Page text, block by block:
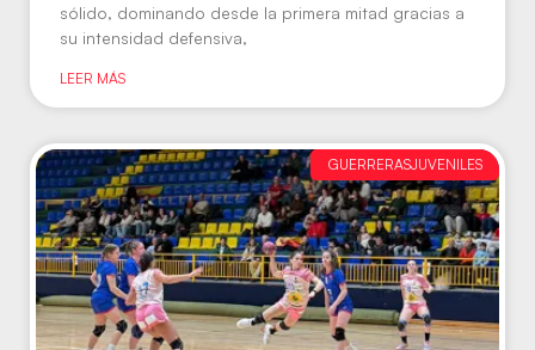
sólido, dominando desde la primera mitad gracias a
su intensidad defensiva,
LEER MÁS
GUERRERASJUVENILES